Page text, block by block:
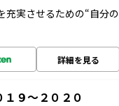
充実させるための“自分の
詳細を見る
９～２０２０